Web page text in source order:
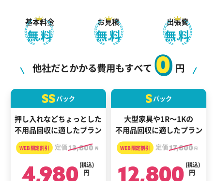
基本料金
無料
お見積
無料
出張費
無料
他社だとかかる費用もすべて
0
円
SSパック
押し入れなどちょっとした
不用品回収に適したプラン
定価13,800 円
4,980 円
(税込)
Sパック
大型家具や1R～1Kの
不用品回収に適したプラン
定価17,800 円
12,800 円
(税込)